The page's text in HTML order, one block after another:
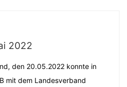
2022
den 20.05.2022 konnte in
mit dem Landesverband